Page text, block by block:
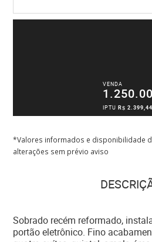
VENDA
IPTUR$ 2.399,44
*Valores informados e disponibilidade
alterações sem prévio aviso
Sobrado recém reformado,
portão eletrônico. Fino